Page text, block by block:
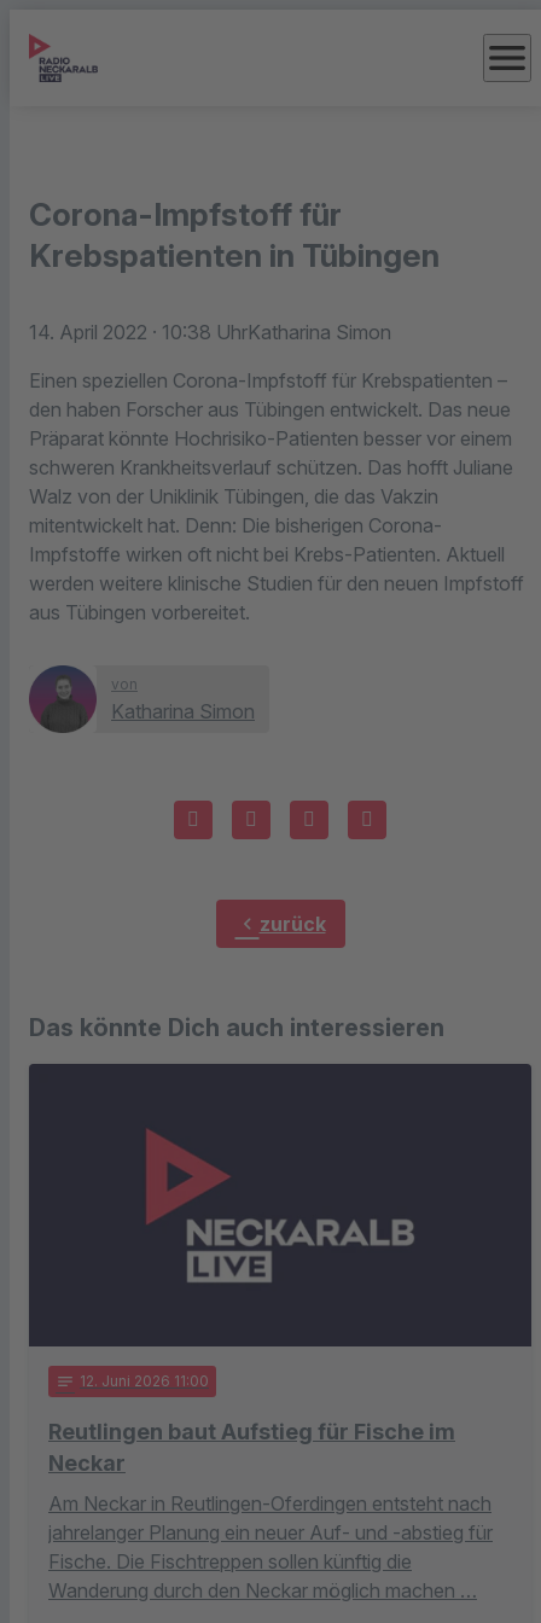
menu
Corona-Impfstoff für
Krebspatienten in Tübingen
14. April 2022 · 10:38 UhrKatharina Simon
Einen speziellen Corona-Impfstoff für Krebspatienten –
den haben Forscher aus Tübingen entwickelt. Das neue
Präparat könnte Hochrisiko-Patienten besser vor einem
schweren Krankheitsverlauf schützen. Das hofft Juliane
Walz von der Uniklinik Tübingen, die das Vakzin
mitentwickelt hat. Denn: Die bisherigen Corona-
Impfstoffe wirken oft nicht bei Krebs-Patienten. Aktuell
werden weitere klinische Studien für den neuen Impfstoff
aus Tübingen vorbereitet.
von
Katharina Simon
chevron_left zurück
Das könnte Dich auch interessieren
notes 12. Juni 2026 11:00
Reutlingen baut Aufstieg für Fische im
Neckar
Am Neckar in Reutlingen-Oferdingen entsteht nach
jahrelanger Planung ein neuer Auf- und -abstieg für
Fische. Die Fischtreppen sollen künftig die
Wanderung durch den Neckar möglich machen …